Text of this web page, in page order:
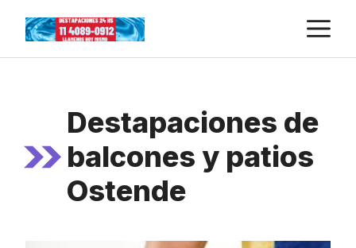
content
Destapaciones de
balcones y patios
Ostende